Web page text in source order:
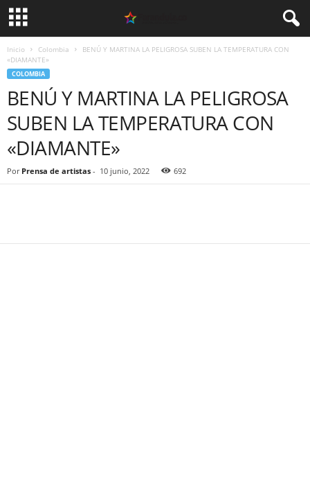
Inicio Colombia
BENÚ Y MARTINA LA PELIGROSA SUBEN LA TEMPERATURA CON
«DIAMANTE»
COLOMBIA
BENÚ Y MARTINA LA PELIGROSA
SUBEN LA TEMPERATURA CON
«DIAMANTE»
Por Prensa de artistas - 10 junio, 2022 692